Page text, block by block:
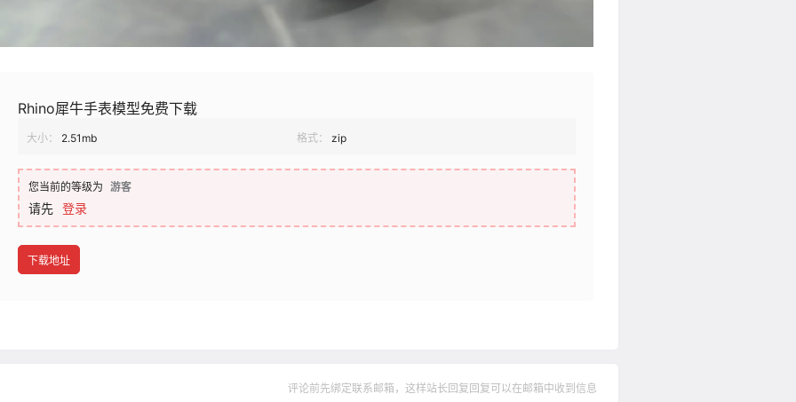
Rhino犀牛手表模型免费下载
大小： 2.51mb 格式： zip
您当前的等级为 游客
请先 登录
下载地址
评论前先绑定联系邮箱，这样站长回复回复可以在邮箱中收到信息